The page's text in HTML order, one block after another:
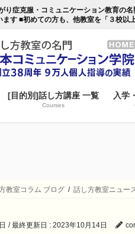
り症克服・コミュニケーション教育の
ます ■初めての方も、他教室を「３校以
[目的別]話し方講座 一覧
Courses
入学
教室コラム ブログ 話し方教室ニュー
/ 最終更新日 : 2023年10月14日